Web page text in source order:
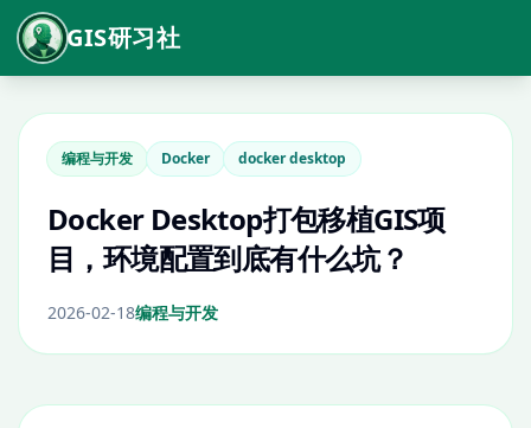
GIS研习社
编程与开发 Docker docker desktop
Docker Desktop打包移植GIS项
目，环境配置到底有什么坑？
2026-02-18编程与开发